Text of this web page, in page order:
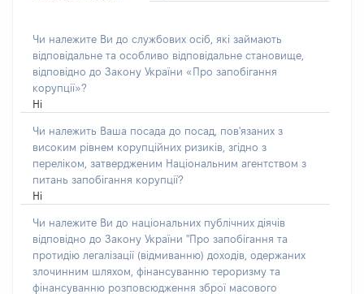
Чи належите Ви до службових осіб, які займають
відповідальне та особливо відповідальне становище,
відповідно до Закону України «Про запобігання
корупції»?
Ні
Чи належить Ваша посада до посад, пов'язаних з
високим рівнем корупційних ризиків, згідно з
переліком, затвердженим Національним агентством з
питань запобігання корупції?
Ні
Чи належите Ви до національних публічних діячів
відповідно до Закону України "Про запобігання та
протидію легалізації (відмиванню) доходів, одержаних
злочинним шляхом, фінансуванню тероризму та
фінансуванню розповсюдження зброї масового